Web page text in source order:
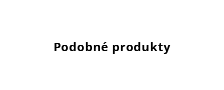
Podobné produkty